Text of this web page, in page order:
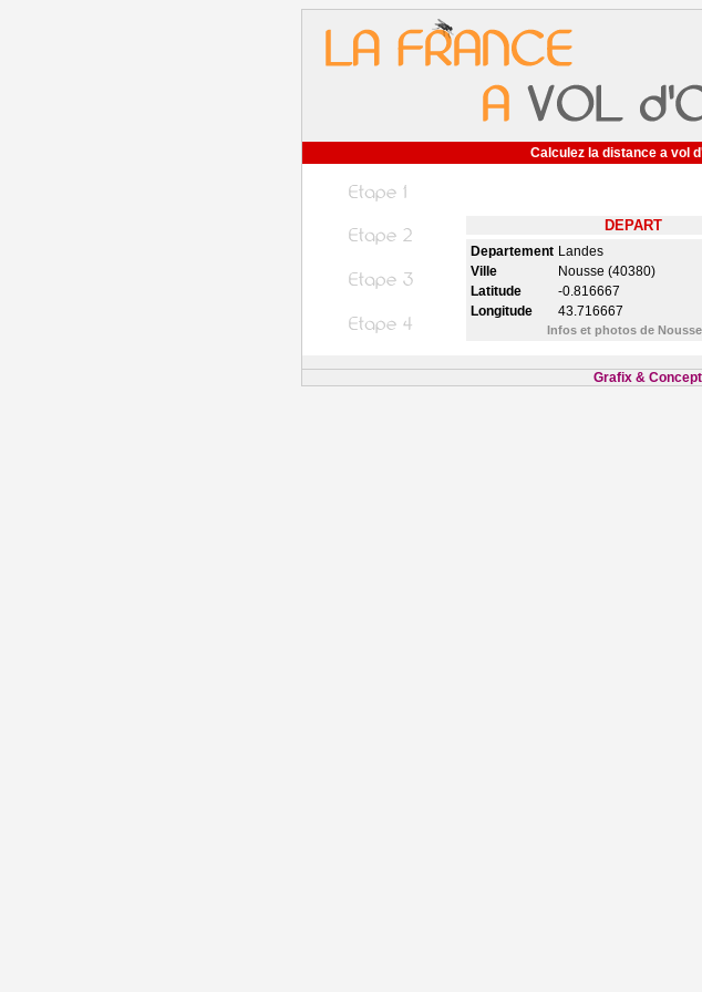
Calculez la distance a vol
DEPART
Departement Landes
Ville
Nousse (40380)
Latitude
-0.816667
Longitude
43.716667
Infos et photos de Nousse
Grafix &